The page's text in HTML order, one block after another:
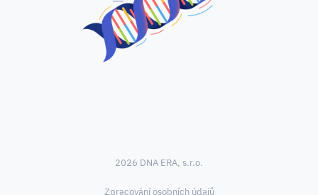
2026 DNA ERA, s.r.o.
Zpracování osobních údajů